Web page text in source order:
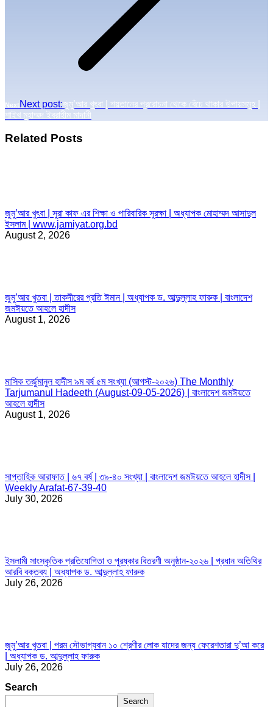
Next Next post:জুমু’আর খুৎবা | শয়তানের প্ররোচনা থেকে বেঁচে থাকার উপায়সমুহ |
শাইখ মুহাম্মদ ইবরাহীম মাদানী
Related Posts
জুমু’আর খুৎবা | সুরা কাফ এর শিক্ষা ও পারিবারিক সুরক্ষা | অধ্যাপক মোহাম্মদ আসাদুল
ইসলাম | www.jamiyat.org.bd
August 2, 2026
জুমু’আর খুতবা | তাকদীরের প্রতি ঈমান | অধ্যাপক ড. আব্দুল্লাহ ফারুক | বাংলাদেশ
জমঈয়তে আহলে হাদীস
August 1, 2026
মাসিক তর্জুমানুল হাদীস ৯ম বর্ষ ৫ম সংখ্যা (আগস্ট-২০২৬) The Monthly
Tarjumanul Hadeeth (August-09-05-2026) | বাংলাদেশ জমঈয়তে
আহলে হাদীস
August 1, 2026
সাপ্তাহিক আরাফাত | ৬৭ বর্ষ | ৩৯-৪০ সংখ্যা | বাংলাদেশ জমঈয়তে আহলে হাদীস |
Weekly Arafat-67-39-40
July 30, 2026
ইসলামী সাংস্কৃতিক প্রতিযোগিতা ও পুরষ্কার বিতরণী অনুষ্ঠান-২০২৬ | প্রধান অতিথির
আরবি বক্তব্য | অধ্যাপক ড. আব্দুল্লাহ ফারুক
July 26, 2026
জুমু’আর খুতবা | পরম সৌভাগ্যবান ১০ শ্রেণীর লোক যাদের জন্য ফেরেশতারা দু’আ করে
| অধ্যাপক ড. আব্দুল্লাহ ফারুক
July 26, 2026
Search
Search